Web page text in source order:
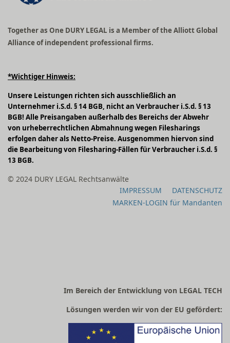
Together as One DURY LEGAL is a Member of the Alliott Global
Alliance of independent professional firms.
*Wichtiger Hinweis:
Unsere Leistungen richten sich ausschließlich an
Unternehmer i.S.d. § 14 BGB, nicht an Verbraucher i.S.d. § 13
BGB! Alle Preisangaben außerhalb des Bereichs der Abwehr
von urheberrechtlichen Abmahnung wegen Filesharings
erfolgen daher als Netto-Preise. Ausgenommen hiervon sind
die Bearbeitung von Filesharing-Fällen für Verbraucher i.S.d. §
13 BGB.
© 2024 DURY LEGAL Rechtsanwälte
IMPRESSUM
DATENSCHUTZ
MARKEN-LOGIN für Mandanten
Im Bereich der Entwicklung von LEGAL TECH
Lösungen werden wir von der EU gefördert: